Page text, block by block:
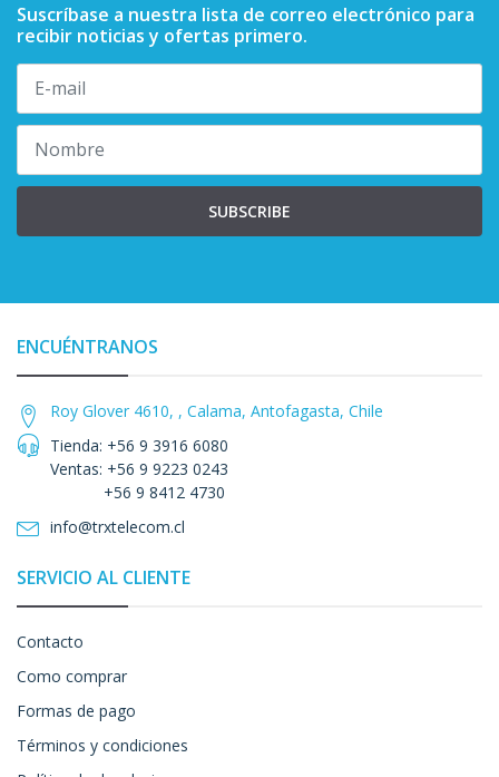
Suscríbase a nuestra lista de correo electrónico para
recibir noticias y ofertas primero.
SUBSCRIBE
ENCUÉNTRANOS
Roy Glover 4610, , Calama, Antofagasta, Chile
Tienda: +56 9 3916 6080
Ventas: +56 9 9223 0243
+56 9 8412 4730
info@trxtelecom.cl
SERVICIO AL CLIENTE
Contacto
Como comprar
Formas de pago
Términos y condiciones